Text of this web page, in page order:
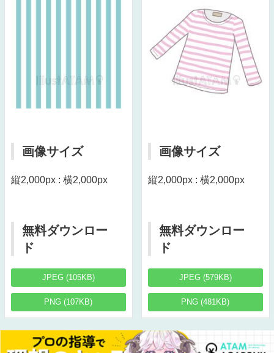
画像サイズ
縦2,000px : 横2,000px
無料ダウンロー
ド
JPEG (105KB)
PNG (107KB)
画像サイズ
縦2,000px : 横2,000px
無料ダウンロー
ド
JPEG (579KB)
PNG (481KB)